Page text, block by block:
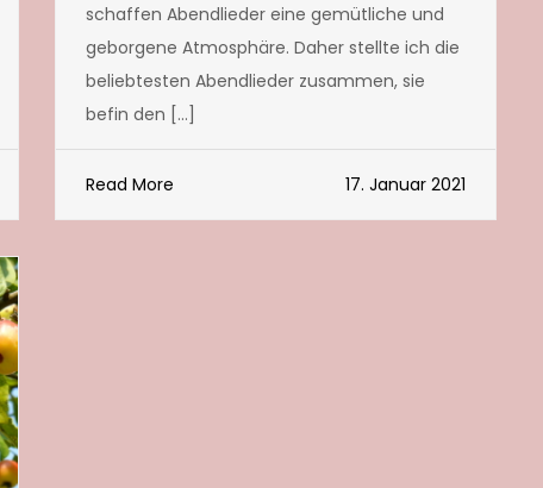
schaffen Abendlieder eine gemütliche und
geborgene Atmosphäre. Daher stellte ich die
beliebtesten Abendlieder zusammen, sie
befin den […]
Read More 17. Januar 2021